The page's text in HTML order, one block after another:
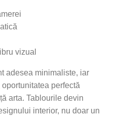
vizual
adesea minimaliste, iar
perfectă
arta. Tablourile devin
interior, nu doar un